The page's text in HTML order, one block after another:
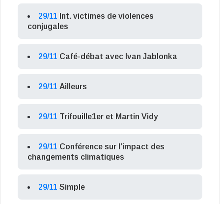
29/11 Int. victimes de violences
conjugales
29/11 Café-débat avec Ivan Jablonka
29/11 Ailleurs
29/11 Trifouille1er et Martin Vidy
29/11 Conférence sur l’impact des
changements climatiques
29/11 Simple